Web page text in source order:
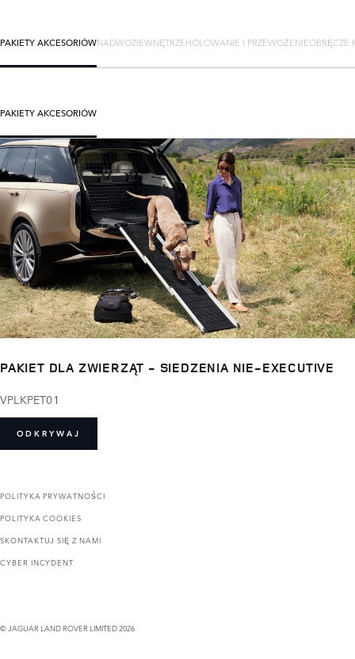
PAKIETY AKCESORIÓWNADWOZIEWNĘTRZEHOLOWANIE I PRZEWOŻENIEOBRĘCZE
PAKIETY AKCESORIÓW
PAKIET DLA ZWIERZĄT - SIEDZENIA NIE-EXECUTIVE
VPLKPET01
ODKRYWAJ
POLITYKA PRYWATNOŚCI
POLITYKA COOKIES
SKONTAKTUJ SIĘ Z NAMI
CYBER INCYDENT
© JAGUAR LAND ROVER LIMITED 2026